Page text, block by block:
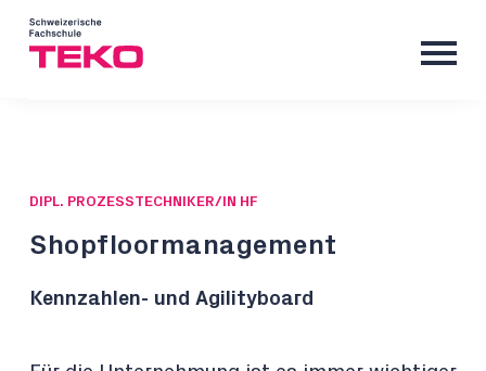
DIPL. PROZESSTECHNIKER/IN HF
Shopfloormanagement
Kennzahlen- und Agilityboard